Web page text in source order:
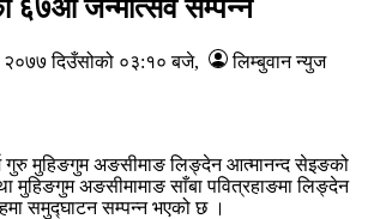
६७औं जन्मोत्सव सम्पन्न
२०७७दिउँसोको ०३:१० बजे, लिम्बुवान न्युज
गुरु मुहिङगुम अङसीमाङ लिङ्देन आत्मानन्द सेइङको
मुहिङगुम अङसीमामाङ साँबा पवित्रहाङमा लिङ्देन
समुद्घाटन सम्पन्न भएको छ ।